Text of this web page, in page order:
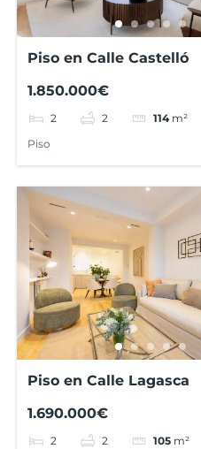
Piso en Calle Castelló
1.850.000€
2 2 114 m²
Piso
Piso en Calle Lagasca
1.690.000€
2 2 105 m²